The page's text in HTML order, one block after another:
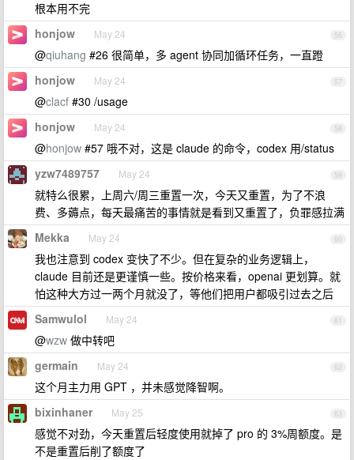
根本用不完
56
honjow May 24
@qiuhang #26 很简单，多 agent 协同加循环任务，一直蹬
57
honjow May 24
@clacf #30 /usage
58
honjow May 24
@honjow #57 哦不对，这是 claude 的命令，codex 用/status
59
yzw7489757 May 24
就特么很累，上周六/周三重置一次，今天又重置，为了不浪
费、多薅点，每天最痛苦的事情就是看到又重置了，负罪感拉满
60
Mekka May 24
我也注意到 codex 变快了不少。但在复杂的业务逻辑上，
claude 目前还是更谨慎一些。按价格来看，openai 更划算。就
怕这种大方过一两个月就没了，等他们把用户都吸引过去之后
61
Samwulol May 24
@wzw 做中转吧
62
germain May 24
这个月主力用 GPT ，并未感觉降智啊。
63
bixinhaner May 25
感觉不对劲，今天重置后轻度使用就掉了 pro 的 3%周额度。是
不是重置后削了额度了